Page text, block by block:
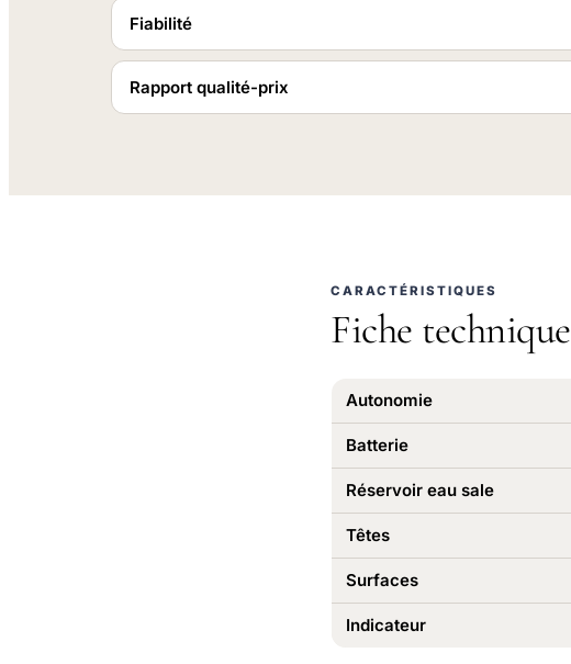
Fiabilité
Rapport qualité-prix
CARACTÉRISTIQUES
Fiche technique
Autonomie
Batterie
Réservoir eau sale
Têtes
Surfaces
Indicateur